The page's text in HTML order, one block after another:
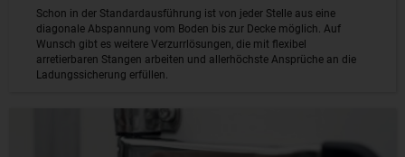
Schon in der Standardausführung ist von jeder Stelle aus eine
diagonale Abspannung vom Boden bis zur Decke möglich. Auf
Wunsch gibt es weitere Verzurrlösungen, die mit flexibel
arretierbaren Stangen arbeiten und allerhöchste Ansprüche an die
Ladungssicherung erfüllen.